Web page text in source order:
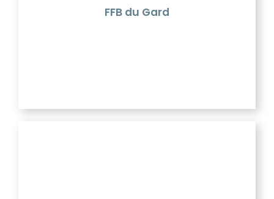
FFB du Gard
de conseil individualisés adaptés à toutes les